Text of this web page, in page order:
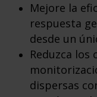
Mejore la
respuesta
desde un
​Reduzca los
dispersas